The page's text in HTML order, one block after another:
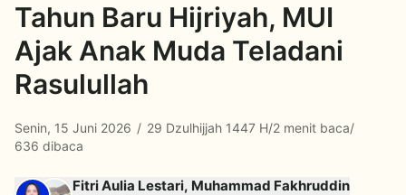
Tahun Baru Hijriyah, MUI
Ajak Anak Muda Teladani
Rasulullah
Senin, 15 Juni 2026 / 29 Dzulhijjah 1447 H/2 menit baca/
636 dibaca
Fitri Aulia Lestari, Muhammad Fakhruddin